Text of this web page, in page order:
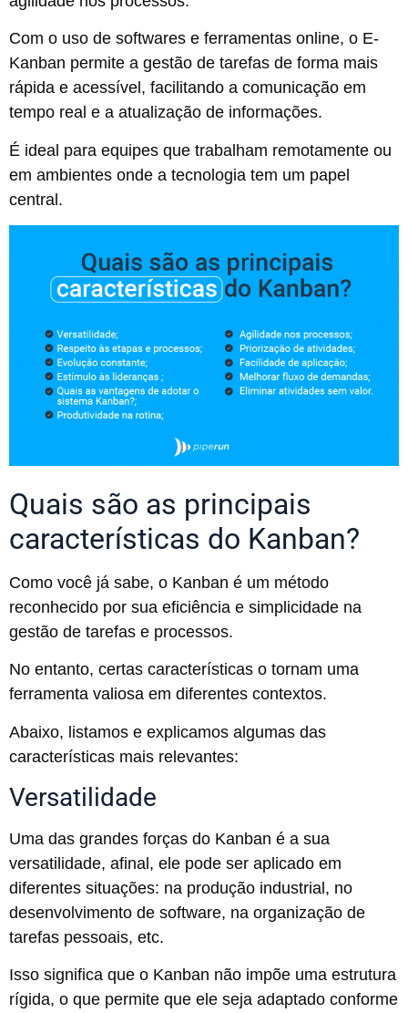
Com o uso de softwares e ferramentas online, o E-
Kanban permite a gestão de tarefas de forma mais
rápida e acessível, facilitando a comunicação em
tempo real e a atualização de informações.
É ideal para equipes que trabalham remotamente ou
em ambientes onde a tecnologia tem um papel
central.
Quais são as principais
características do Kanban?
Como você já sabe, o Kanban é um método
reconhecido por sua eficiência e simplicidade na
gestão de tarefas e processos.
No entanto, certas características o tornam uma
ferramenta valiosa em diferentes contextos.
Abaixo, listamos e explicamos algumas das
características mais relevantes:
Versatilidade
Uma das grandes forças do Kanban é a sua
versatilidade, afinal, ele pode ser aplicado em
diferentes situações: na produção industrial, no
desenvolvimento de software, na organização de
tarefas pessoais, etc.
Isso significa que o Kanban não impõe uma estrutura
rígida, o que permite que ele seja adaptado conforme